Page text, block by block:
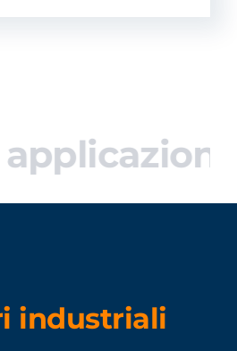
industriali